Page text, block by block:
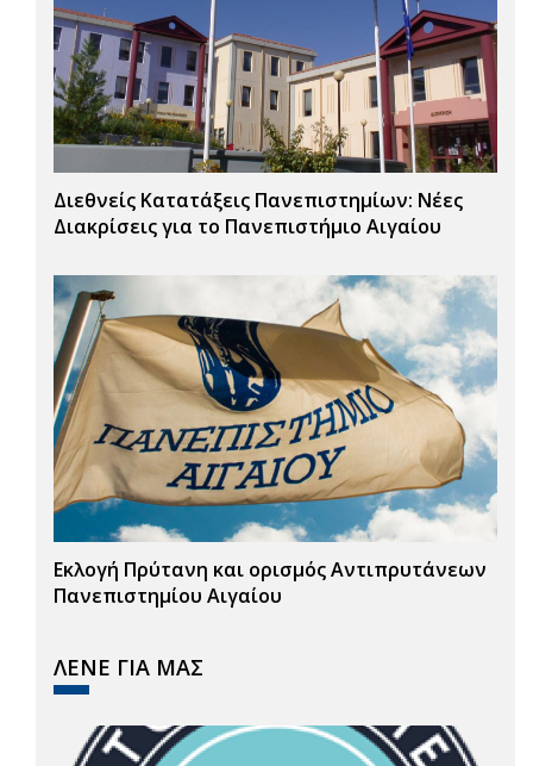
Διεθνείς Κατατάξεις Πανεπιστημίων: Νέες
Διακρίσεις για το Πανεπιστήμιο Αιγαίου
Εκλογή Πρύτανη και ορισμός Αντιπρυτάνεων
Πανεπιστημίου Αιγαίου
ΛΕΝΕ ΓΙΑ ΜΑΣ